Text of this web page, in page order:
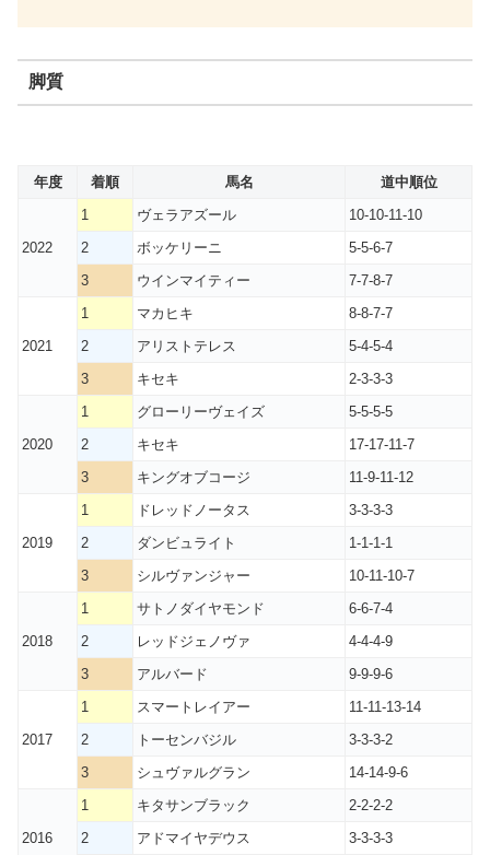
脚質
年度 着順 馬名 道中順位
2022
1 ヴェラアズール
10-10-11-10
2
ボッケリーニ
5-5-6-7
3
ウインマイティー 7-7-8-7
2021
1 マカヒキ
8-8-7-7
2
アリストテレス
5-4-5-4
3
キセキ 2-3-3-3
2020
1 グローリーヴェイズ
5-5-5-5
2
キセキ
17-17-11-7
3
キングオブコージ 11-9-11-12
2019
1 ドレッドノータス
3-3-3-3
2
ダンビュライト
1-1-1-1
3
シルヴァンジャー 10-11-10-7
2018
1 サトノダイヤモンド
6-6-7-4
2
レッドジェノヴァ
4-4-4-9
3
アルバード 9-9-9-6
2017
1 スマートレイアー
11-11-13-14
2
トーセンバジル
3-3-3-2
3
シュヴァルグラン 14-14-9-6
2016
1 キタサンブラック
2-2-2-2
2
アドマイヤデウス
3-3-3-3